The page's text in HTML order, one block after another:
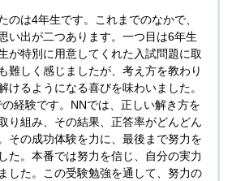
のは4年生です。これまでのなかで、
い出が二つあります。一つ目は6年生
が特別に用意してくれた入試問題に取
難しく感じましたが、考え方を教わり
けるようになる喜びを味わいました。
経験です。NNでは、正しい解き方を
り組み、その結果、正答率がどんどん
その成功体験を力に、最後まで努力を
た。本番では努力を信じ、自分の実力
した。この受験勉強を通して、努力の